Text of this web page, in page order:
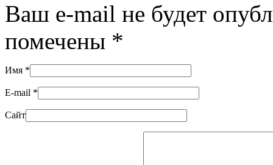
Ваш e-mail не будет
помечены *
Имя *
E-mail *
Сайт